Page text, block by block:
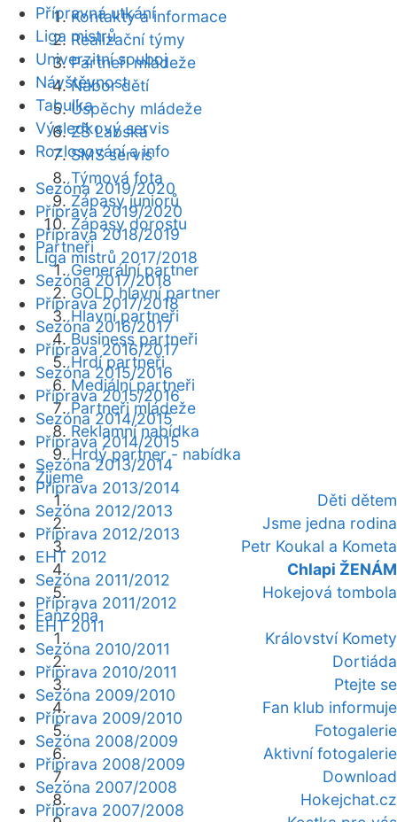
Kontakty a informace
Realizační týmy
Partneři mládeže
Nábor dětí
Úspěchy mládeže
ZŠ Labská
SMS servis
Týmová fota
Zápasy juniorů
Zápasy dorostu
Partneři
Generální partner
GOLD hlavní partner
Hlavní partneři
Business partneři
Hrdí partneři
Mediální partneři
Partneři mládeže
Reklamní nabídka
Hrdý partner - nabídka
Žijeme
Děti dětem
Jsme jedna rodina
Petr Koukal a Kometa
Chlapi ŽENÁM
Hokejová tombola
Fanzóna
Království Komety
Dortiáda
Ptejte se
Fan klub informuje
Fotogalerie
Aktivní fotogalerie
Download
Hokejchat.cz
Přípravná utkání
Liga mistrů
Univerzitní souboj
Návštěvnost
Tabulka
Výsledkový servis
Rozlosování a info
Sezóna 2019/2020
Příprava 2019/2020
Příprava 2018/2019
Liga mistrů 2017/2018
Sezóna 2017/2018
Příprava 2017/2018
Sezóna 2016/2017
Příprava 2016/2017
Sezóna 2015/2016
Příprava 2015/2016
Sezóna 2014/2015
Příprava 2014/2015
Sezóna 2013/2014
Příprava 2013/2014
Sezóna 2012/2013
Příprava 2012/2013
EHT 2012
Sezóna 2011/2012
Příprava 2011/2012
EHT 2011
Sezóna 2010/2011
Příprava 2010/2011
Sezóna 2009/2010
Příprava 2009/2010
Sezóna 2008/2009
Příprava 2008/2009
Sezóna 2007/2008
Příprava 2007/2008